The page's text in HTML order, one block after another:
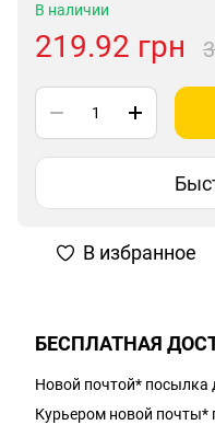
В наличии
219.92 грн
В избранное
БЕСПЛАТНАЯ
Новой почтой* посылка
Курьером новой почты*